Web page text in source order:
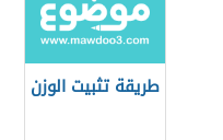
طريقة تثبيت الوزن